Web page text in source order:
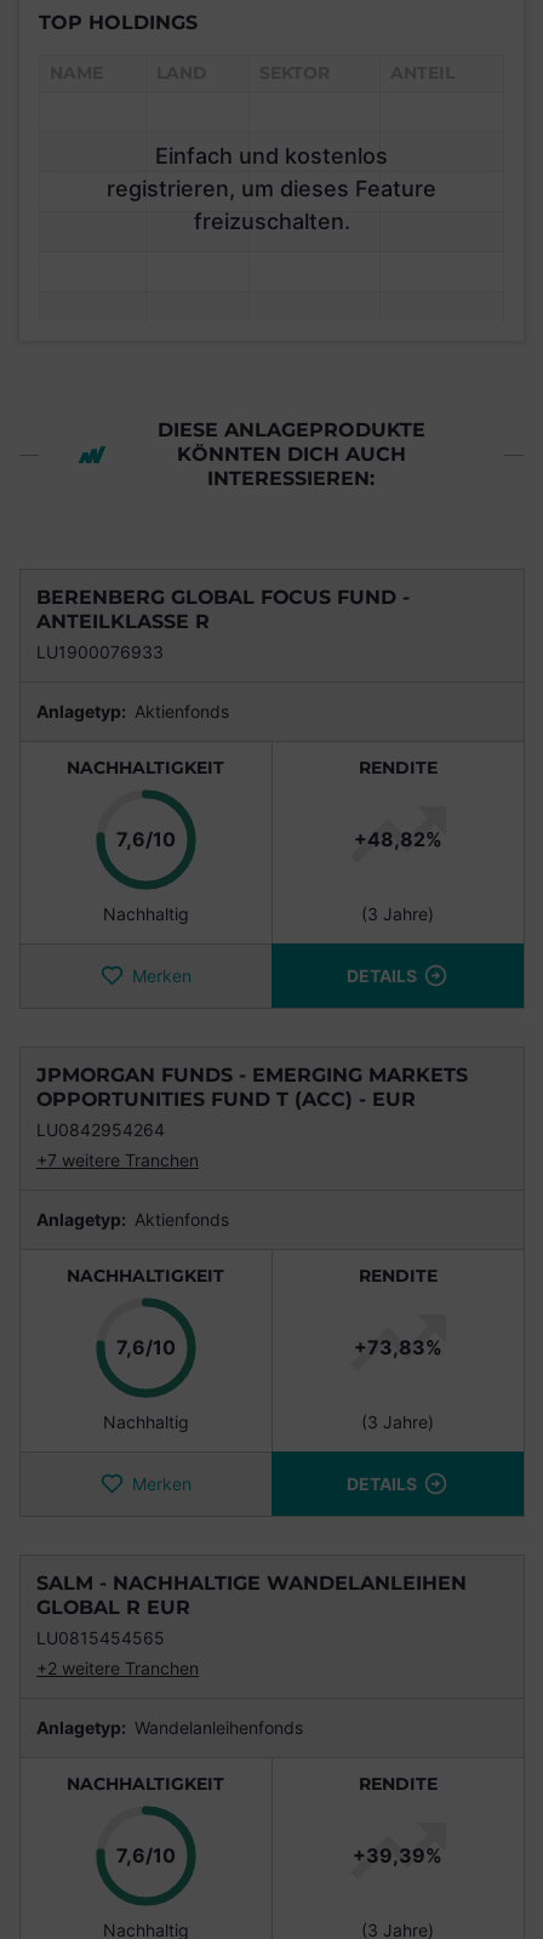
TOP HOLDINGS
Einfach und kostenlos
registrieren, um dieses Feature
freizuschalten.
DIESE ANLAGEPRODUKTE
KÖNNTEN DICH AUCH
INTERESSIEREN:
BERENBERG GLOBAL FOCUS FUND -
ANTEILKLASSE R
LU1900076933
Anlagetyp: Aktienfonds
NACHHALTIGKEIT
7,6/10Punkte
Nachhaltig
RENDITE
+48,82%
(3 Jahre)
Merken DETAILS
JPMORGAN FUNDS - EMERGING MARKETS
OPPORTUNITIES FUND T (ACC) - EUR
LU0842954264
+7 weitere Tranchen
Anlagetyp: Aktienfonds
NACHHALTIGKEIT
7,6/10Punkte
Nachhaltig
RENDITE
+73,83%
(3 Jahre)
Merken DETAILS
SALM - NACHHALTIGE WANDELANLEIHEN
GLOBAL R EUR
LU0815454565
+2 weitere Tranchen
Anlagetyp: Wandelanleihenfonds
NACHHALTIGKEIT
7,6/10Punkte
Nachhaltig
RENDITE
+39,39%
(3 Jahre)